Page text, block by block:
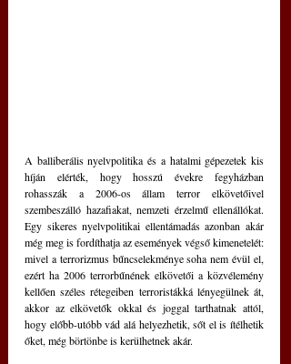
A balliberális nyelvpolitika és a hatalmi gépezetek kis
híján elérték, hogy hosszú évekre fegyházban
rohasszák a 2006-os állam terror elkövetőivel
szembeszálló hazafiakat, nemzeti érzelmű ellenállókat.
Egy sikeres nyelvpolitikai ellentámadás azonban akár
még meg is fordíthatja az események végső kimenetelét:
mivel a terrorizmus bűncselekménye soha nem évül el,
ezért ha 2006 terrorbűnének elkövetői a közvélemény
kellően széles rétegeiben terroristákká lényegülnek át,
akkor az elkövetők okkal és joggal tarthatnak attól,
hogy előbb-utóbb vád alá helyezhetik, sőt el is ítélhetik
őket, még börtönbe is kerülhetnek akár.